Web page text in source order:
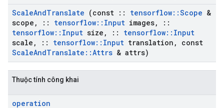
ScaleAndTranslate (const :: tensorflow::Scope &
scope , :: tensorflow:: Input images,
::
tensorflow:: Input size , :: tensorflow:: Input
scale , :: tensorflow:: Input translation ,
const
ScaleAndTranslate ::Attrs & attrs)
Thuộc tính công khai
operation